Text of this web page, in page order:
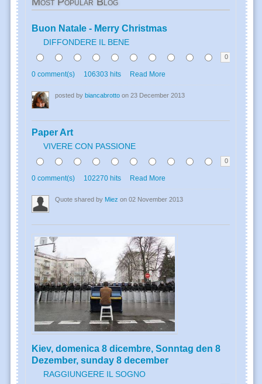
Buon Natale - Merry Christmas
DIFFONDERE IL BENE
0
0 comment(s) 106303 hits Read More
posted by biancabrotto on 23 December 2013
Paper Art
VIVERE CON PASSIONE
0
0 comment(s) 102270 hits Read More
Quote shared by Miez on 02 November 2013
Kiev, domenica 8 dicembre, Sonntag den 8
Dezember, sunday 8 december
RAGGIUNGERE IL SOGNO